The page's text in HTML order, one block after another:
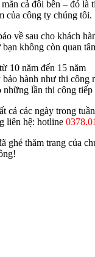
cả đôi bên – đó là
của công ty chúng tôi.
về sau cho khách
không còn quan
10 năm đến 15 năm
hành như thi công
những lần thi công tiếp
cả các ngày trong
liên hệ: hotline
ghé thăm trang của